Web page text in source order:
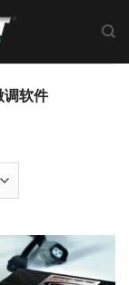
调软件